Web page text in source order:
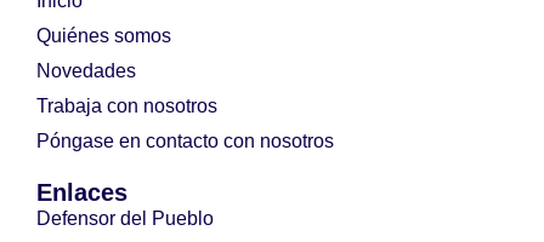
Quiénes somos
Novedades
Trabaja con nosotros
Póngase en contacto con nosotros
Enlaces
Defensor del Pueblo